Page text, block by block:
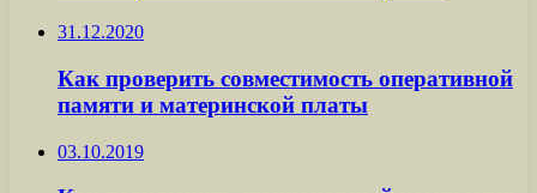
31.12.2020
Как проверить совместимость оперативной
памяти и материнской платы
03.10.2019